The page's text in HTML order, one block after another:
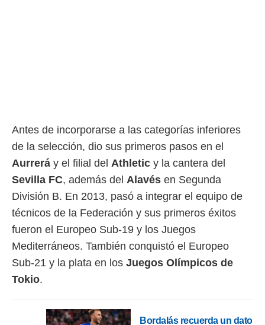
Antes de incorporarse a las categorías inferiores
de la selección, dio sus primeros pasos en el
Aurrerá y el filial del Athletic y la cantera del
Sevilla FC, además del Alavés en Segunda
División B. En 2013, pasó a integrar el equipo de
técnicos de la Federación y sus primeros éxitos
fueron el Europeo Sub-19 y los Juegos
Mediterráneos. También conquistó el Europeo
Sub-21 y la plata en los Juegos Olímpicos de
Tokio.
Bordalás recuerda un dato